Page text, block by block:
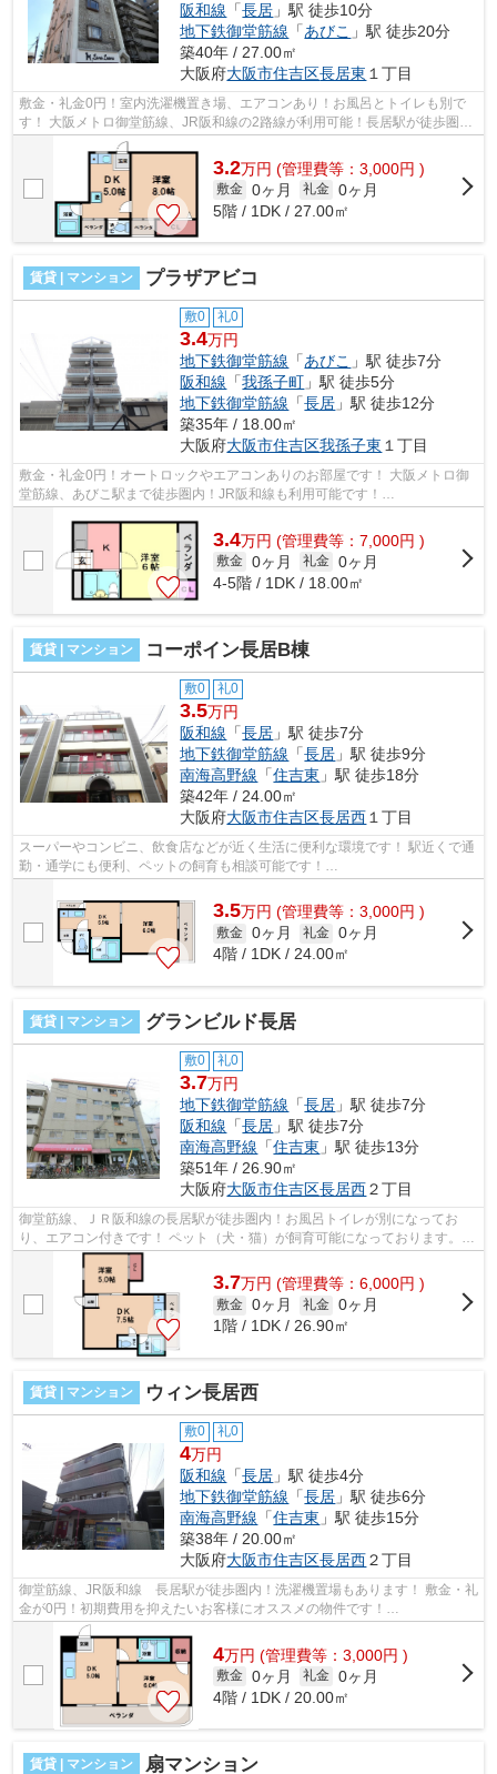
阪和線 「長居 」駅 徒歩10分
地下鉄御堂筋線 「あびこ 」駅 徒歩20分
築40年 / 27.00㎡
大阪府大阪市住吉区長居東 １丁目
敷金・礼金0円！室内洗濯機置き場、エアコンあり！お風呂とトイレも別で
す！ 大阪メトロ御堂筋線、JR阪和線の2路線が利用可能！長居駅が徒歩圏内
です！ ■□■□■□■□■□■□■□■□■□■□■□■□■□■...
3.2万円 (管理費等：3,000円 )
敷金 0ヶ月 礼金 0ヶ月
5階 / 1DK / 27.00㎡
賃貸 | マンション プラザアビコ
敷0 礼0
3.4万円
地下鉄御堂筋線 「あびこ 」駅 徒歩7分
阪和線 「我孫子町 」駅 徒歩5分
地下鉄御堂筋線 「長居 」駅 徒歩12分
築35年 / 18.00㎡
大阪府大阪市住吉区我孫子東 １丁目
敷金・礼金0円！オートロックやエアコンありのお部屋です！ 大阪メトロ御
堂筋線、あびこ駅まで徒歩圏内！JR阪和線も利用可能です！
3.4万円 (管理費等：7,000円 )
敷金 0ヶ月 礼金 0ヶ月
4-5階 / 1DK / 18.00㎡
賃貸 | マンション コーポイン長居B棟
敷0 礼0
3.5万円
阪和線 「長居 」駅 徒歩7分
地下鉄御堂筋線 「長居 」駅 徒歩9分
南海高野線 「住吉東 」駅 徒歩18分
築42年 / 24.00㎡
大阪府大阪市住吉区長居西 １丁目
スーパーやコンビニ、飲食店などが近く生活に便利な環境です！ 駅近くで通
勤・通学にも便利、ペットの飼育も相談可能です！
■□■□■□■□■□■□■□■□■□■□■□■□■□■□■□■□■□■□■□■□ ご覧いただき...
3.5万円 (管理費等：3,000円 )
敷金 0ヶ月 礼金 0ヶ月
4階 / 1DK / 24.00㎡
賃貸 | マンション グランビルド長居
敷0 礼0
3.7万円
地下鉄御堂筋線 「長居 」駅 徒歩7分
阪和線 「長居 」駅 徒歩7分
南海高野線 「住吉東 」駅 徒歩13分
築51年 / 26.90㎡
大阪府大阪市住吉区長居西２丁目
御堂筋線、ＪＲ阪和線の長居駅が徒歩圏内！お風呂トイレが別になってお
り、エアコン付きです！ ペット（犬・猫）が飼育可能になっております。コ
ンビニ、スーパーも近くあります。 ■...
3.7万円 (管理費等：6,000円 )
敷金 0ヶ月 礼金 0ヶ月
1階 / 1DK / 26.90㎡
賃貸 | マンション ウィン長居西
敷0 礼0
4万円
阪和線 「長居 」駅 徒歩4分
地下鉄御堂筋線 「長居 」駅 徒歩6分
南海高野線 「住吉東 」駅 徒歩15分
築38年 / 20.00㎡
大阪府大阪市住吉区長居西２丁目
御堂筋線、JR阪和線 長居駅が徒歩圏内！洗濯機置場もあります！ 敷金・礼
金が0円！初期費用を抑えたいお客様にオススメの物件です！
■□■□■□■□■□■□■□■□■□■□■□■□■□■□■□■□■□■□■□■□ ご...
4万円 (管理費等：3,000円 )
敷金 0ヶ月 礼金 0ヶ月
4階 / 1DK / 20.00㎡
賃貸 | マンション 扇マンション